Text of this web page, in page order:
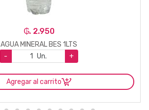
₲. 2.950
AGUA MINERAL BES 1LTS
-
Un. +
Agregar al carrito